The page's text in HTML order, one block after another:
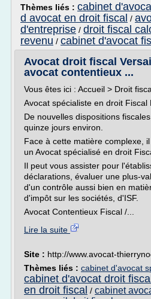
Thèmes liés : cabinet
d avocat en droit fiscal /
d'entreprise / droit fiscal
revenu / cabinet d'avocat
Avocat droit fiscal
avocat contentieux ...
Vous êtes ici : Accueil > Droit
Avocat spécialiste en droit Fiscal
De nouvelles dispositions
quinze jours environ.
Face à cette matière complexe,
un Avocat spécialisé en droit
Il peut vous assister pour
déclarations, évaluer une plus-
d'un contrôle aussi bien en
d'impôt sur les sociétés, d'ISF.
Avocat Contentieux Fiscal /...
Lire la suite
Site : http://www.avocat-
Thèmes liés : cabinet d'avocat
cabinet d'avocat droit fiscal
en droit fiscal / cabinet